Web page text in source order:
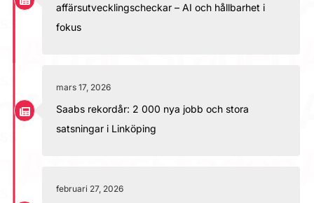
affärsutvecklingscheckar – AI och hållbarhet i
fokus
mars 17, 2026
Saabs rekordår: 2 000 nya jobb och stora
satsningar i Linköping
februari 27, 2026